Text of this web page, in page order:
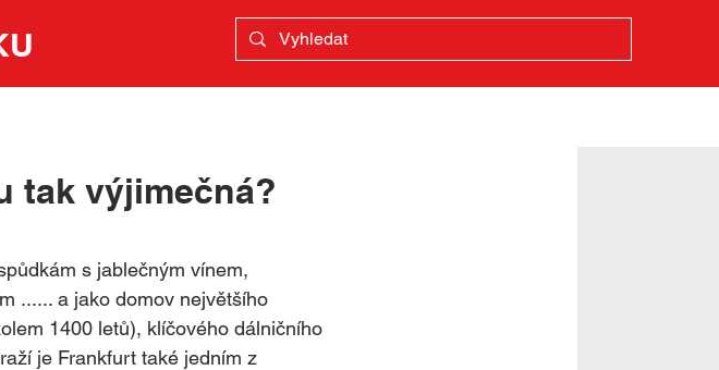
tak výjimečná?
s jablečným vínem,
...... a jako domov největšího
1400 letů), klíčového dálničního
je Frankfurt také jedním z